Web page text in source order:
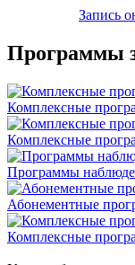
Запись
Программы
Комплексные
Комплексные
Программы
Абонементные
Комплексные